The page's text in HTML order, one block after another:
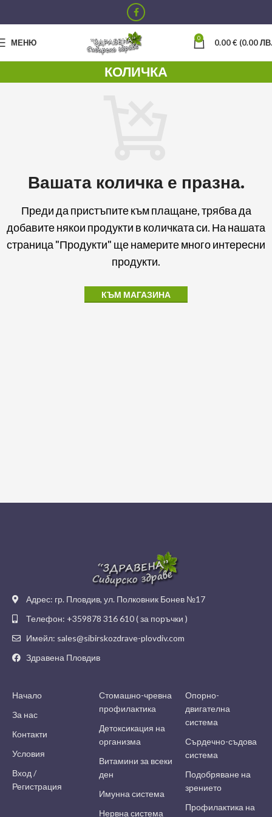
МЕНЮ 0 0.00€ (0.00
КОЛИЧКА
Вашата количка е празна.
Преди да пристъпите към плащане, трябва да
добавите някои продукти в количката си. На нашата
страница "Продукти" ще намерите много интересни
продукти.
КЪМ МАГАЗИНА
Адрес: гр. Пловдив, ул. Полковник Бонев №17
Телефон: +359878 316 610 ( за поръчки )
Имейл: sales@sibirskozdrave-plovdiv.com
Здравена Пловдив
Начало
За нас
Контакти
Условия
Вход /
Регистрация
Стомашно-чревна
профилактика
Детоксикация на
организма
Витамини за всеки
ден
Имунна система
Нервна система
Опорно-
двигателна
система
Сърдечно-съдова
система
Подобряване на
зрението
Профилактика на